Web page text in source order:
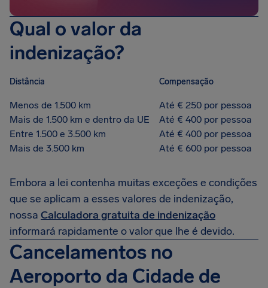
Qual o valor da
indenização?
Distância Compensação
Menos de 1.500 km
Até € 250 por pessoa
Mais de 1.500 km e dentro da UE
Até € 400 por pessoa
Entre 1.500 e 3.500 km
Até € 400 por pessoa
Mais de 3.500 km
Até € 600 por pessoa
Embora a lei contenha muitas exceções e condições
que se aplicam a esses valores de indenização,
nossa Calculadora gratuita de indenização
informará rapidamente o valor que lhe é devido.
Cancelamentos no
Aeroporto da Cidade de